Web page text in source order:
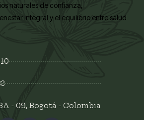
naturales de confianza,
integral y el equilibrio entre salud
- 09, Bogotá - Colombia